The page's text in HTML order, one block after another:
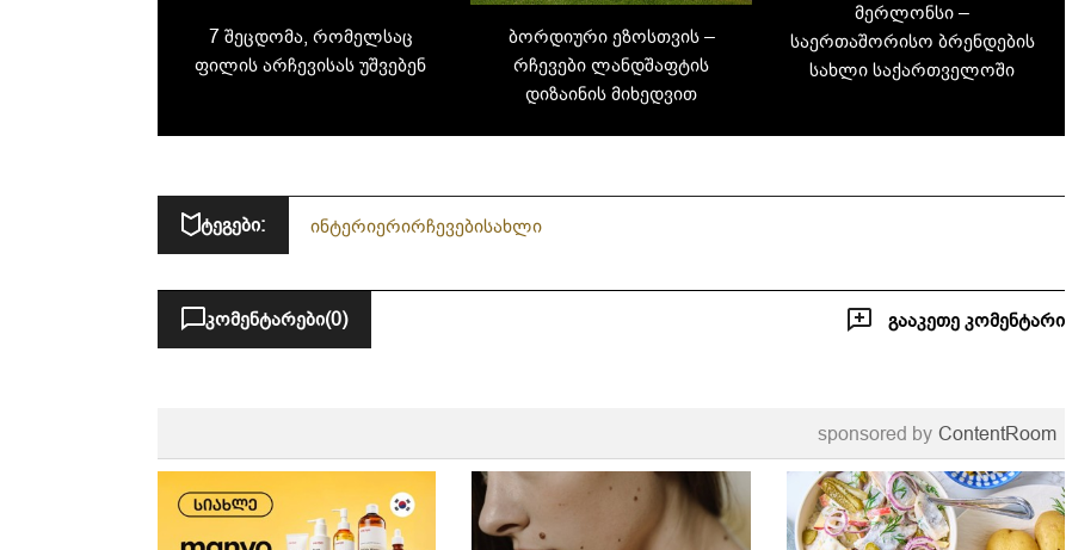
7 შეცდომა, რომელსაც
ფილის არჩევისას უშვებენ
ბორდიური ეზოსთვის –
რჩევები ლანდშაფტის
დიზაინის მიხედვით
მერლონსი –
საერთაშორისო ბრენდების
სახლი საქართველოში
ტეგები: ინტერიერირჩევებისახლი
კომენტარები(0) გააკეთე კომენტარი
sponsored by ContentRoom